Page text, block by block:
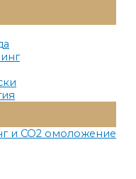
и СО2 омоложение